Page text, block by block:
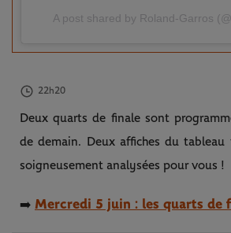
A post shared by Roland-Garros
22h20
Deux quarts de finale sont
de demain. Deux affiches du
soigneusement analysées pour vous !
➡️ Mercredi 5 juin : les quarts de